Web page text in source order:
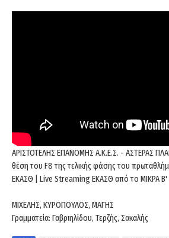
ΑΡΙΣΤΟΤΕΛΗΣ ΕΠΑΝΟΜΗΣ Α.Κ.Ε.Σ. - ΑΣΤΕΡΑΣ
θέση του F8 της τελικής φάσης του
ΕΚΑΣΘ | Live Streaming ΕΚΑΣΘ από το ΜΙΚΡΑ Β'
ΜΙΧΕΛΗΣ, ΚΥΡΟΠΟΥΛΟΣ, ΜΑΓΗΣ
Γραμματεία: Γαβριηλίδου, Τερζής, Σακαλής